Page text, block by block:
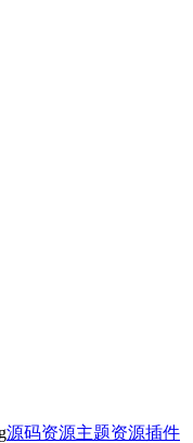
源码资源主题资源插件